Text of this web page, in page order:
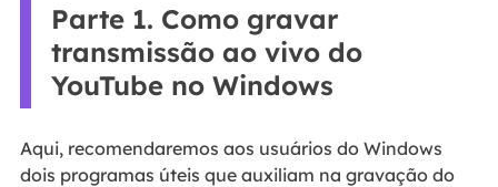
Parte 1. Como gravar
transmissão ao vivo do
YouTube no Windows
Aqui, recomendaremos aos usuários do Windows
dois programas úteis que auxiliam na gravação do